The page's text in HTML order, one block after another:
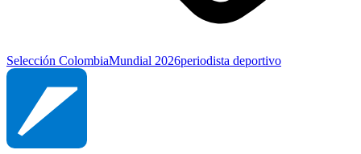
Selección ColombiaMundial 2026periodista deportivo